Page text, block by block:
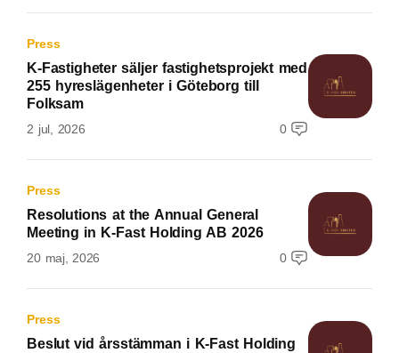
Press
K-Fastigheter säljer fastighetsprojekt med
255 hyreslägenheter i Göteborg till
Folksam
2 jul, 2026 0
Press
Resolutions at the Annual General
Meeting in K-Fast Holding AB 2026
20 maj, 2026 0
Press
Beslut vid årsstämman i K-Fast Holding